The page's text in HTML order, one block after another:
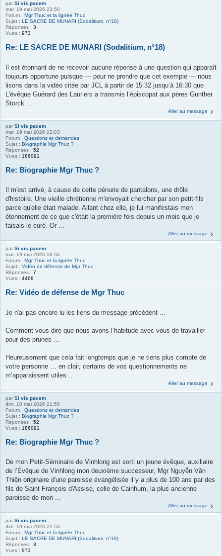
par Si vis pacem
mar. 19 mai 2026 23:50
Forum : Mgr Thuc et la lignée Thuc
Sujet : LE SACRE DE MUNARI (Sodalitium, n°18)
Réponses : 3
Vues : 973
Re: LE SACRE DE MUNARI (Sodalitium, n°18)
Il est étonnant de ne recevoir aucune réponse à une question qui apparaît
toujours opportune puisque — pour ne prendre que cet exemple — nous
lisons dans la vidéo citée par JCL à partir de 15:32 jusqu’à 16:30 que
L'évêque Guérard des Lauriers a transmis l’épiscopat aux pères Gunther
Storck ...
Aller au message
par Si vis pacem
mar. 19 mai 2026 22:03
Forum : Questions et demandes
Sujet : Biographie Mgr Thuc ?
Réponses : 52
Vues : 186091
Re: Biographie Mgr Thuc ?
Il m'est arrivé, à cause de cette pénurie de pantalons, une drôle
d'histoire. Une vieille chrétienne m'envoyait chercher par son petit-fils
parce qu'elle était malade. Allant chez elle, je lui manifestais mon
étonnement de ce que c'était la première fois depuis un mois que je
faisais le curé. Or ...
Aller au message
par Si vis pacem
mar. 19 mai 2026 18:56
Forum : Mgr Thuc et la lignée Thuc
Sujet : Vidéo de défense de Mgr Thuc
Réponses : 7
Vues : 4468
Re: Vidéo de défense de Mgr Thuc
Je n'ai pas encore lu les liens du message précédent ...
Comment vous dire que nous avons l’habitude avec vous de travailler
pour des prunes …
Heureusement que cela fait longtemps que je ne tiens plus compte de
votre personne … en clair, certains de vos questionnements ne
m’apparaissent utiles ...
Aller au message
par Si vis pacem
dim. 10 mai 2026 21:58
Forum : Questions et demandes
Sujet : Biographie Mgr Thuc ?
Réponses : 52
Vues : 186091
Re: Biographie Mgr Thuc ?
De mon Petit-Séminaire de Vinhlong est sorti un jeune évêque, auxiliaire
de l’Évêque de Vinhlong mon deuxième successeur, Mgr Nguyễn Văn
Thiện originaire d'une paroisse évangélisée il y a plus de 100 ans par des
fils de Saint François d'Assise, celle de Cainhum, la plus ancienne
paroisse de mon ...
Aller au message
par Si vis pacem
dim. 10 mai 2026 21:53
Forum : Mgr Thuc et la lignée Thuc
Sujet : LE SACRE DE MUNARI (Sodalitium, n°18)
Réponses : 3
Vues : 973